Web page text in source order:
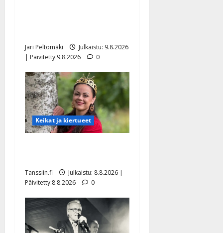
Jari Peltomäki
Julkaistu: 9.8.2026
| Päivitetty:9.8.2026
0
Keikat ja kiertueet
Tanssiin.fi
Julkaistu: 8.8.2026 |
Päivitetty:8.8.2026
0